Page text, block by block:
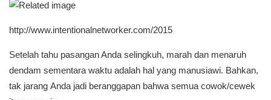
http://www.intentionalnetworker.com/2015
Setelah tahu pasangan Anda selingkuh, marah dan menaruh
dendam sementara waktu adalah hal yang manusiawi. Bahkan,
tak jarang Anda jadi beranggapan bahwa semua cowok/cewek